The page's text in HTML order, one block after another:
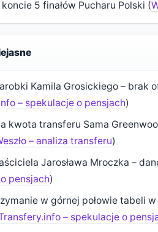
5 finałów Pucharu Polski (
Kamila Grosickiego – brak
– spekulacje o pensjach)
kwota transferu Sama
– analiza transferu)
Jarosława Mroczka –
pensjach)
w górnej połowie tabeli
– spekulacje o